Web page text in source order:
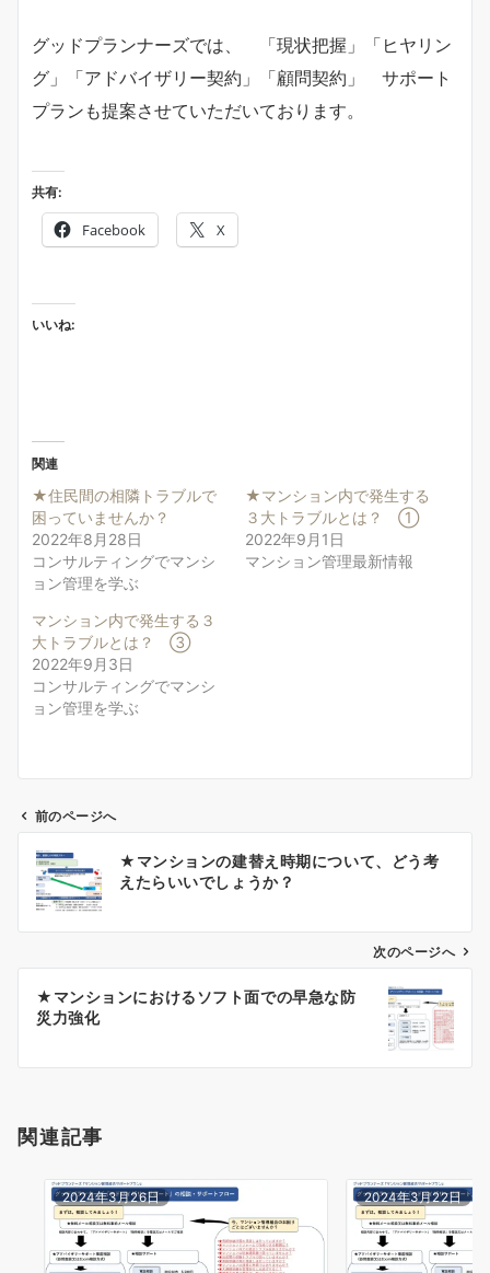
グッドプランナーズでは、 「現状把握」「ヒヤリン
グ」「アドバイザリー契約」「顧問契約」 サポート
プランも提案させていただいております。
共有:
Facebook X
いいね:
関連
★住民間の相隣トラブルで
困っていませんか？
2022年8月28日
コンサルティングでマンシ
ョン管理を学ぶ
★マンション内で発生する
３大トラブルとは？ ①
2022年9月1日
マンション管理最新情報
マンション内で発生する３
大トラブルとは？ ③
2022年9月3日
コンサルティングでマンシ
ョン管理を学ぶ
ン
前のページへ
★マンションの建替え時期について、どう考
えたらいいでしょうか？
次のページへ
★マンションにおけるソフト面での早急な防
災力強化
関連記事
2024年3月26日 2024年3月22日